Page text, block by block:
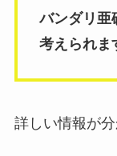
バンダリ亜
考えられま
詳しい情報が